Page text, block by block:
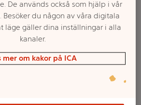
butik och handla
De används också som hjälp i vår
Besöker du någon av våra digitala
läge gäller dina inställningar i alla
kanaler.
mer om kakor på ICA